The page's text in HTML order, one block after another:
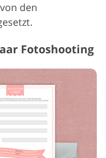
den
Fotoshooting